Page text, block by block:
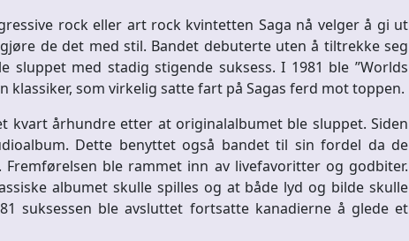
rock eller art rock kvintetten Saga nå velger å gi ut
de det med stil. Bandet debuterte uten å tiltrekke seg
med stadig stigende suksess. I 1981 ble ”Worlds
klassiker, som virkelig satte fart på Sagas ferd mot toppen.
kvart århundre etter at originalalbumet ble sluppet. Siden
Dette benyttet også bandet til sin fordel da de
ble rammet inn av livefavoritter og godbiter.
albumet skulle spilles og at både lyd og bilde skulle
suksessen ble avsluttet fortsatte kanadierne å glede et